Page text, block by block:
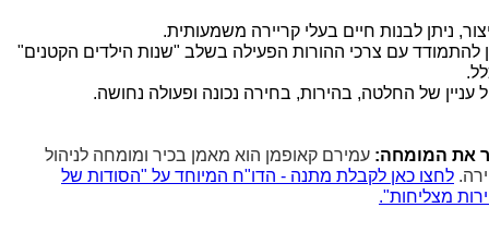
ניתן לבנות חיים בעלי קריירה משמעותית.
להתמודד עם צרכי ההורות הפעילה בשלב "שנות הילדים הקטנים"
עניין של החלטה, בהירות, בחירה נכונה ופעולה נחושה.
את המומחה: עמירם קאופמן הוא מאמן בכיר ומומחה לניהול
לחצו כאן לקבלת מתנה - הדו"ח המיוחד על "הסודות של
מצליחות".